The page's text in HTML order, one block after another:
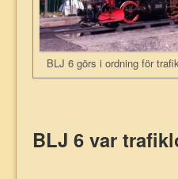
BLJ 6 görs i ordning för
BLJ 6 var